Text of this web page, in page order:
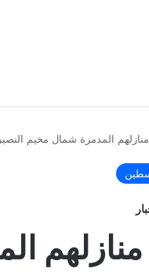
المدمرة شمال مخيم